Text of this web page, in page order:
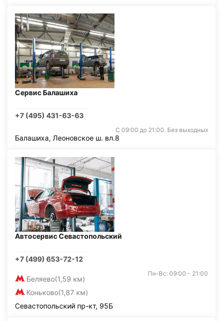
Сервис Балашиха
+7 (495) 431-63-63
С 09:00 до 21:00. Без выходных
Балашиха, Леоновское ш. вл.8
Автосервис Севастопольский
+7 (499) 653-72-12
Беляево(1,59 км)
Коньково(1,87 км)
Пн-Вс: 09:00 - 21:00
Севастопольский пр-кт, 95Б